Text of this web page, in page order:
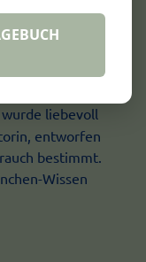
sind
das Lernen
liebevoll
entworfen
bestimmt.
Wissen